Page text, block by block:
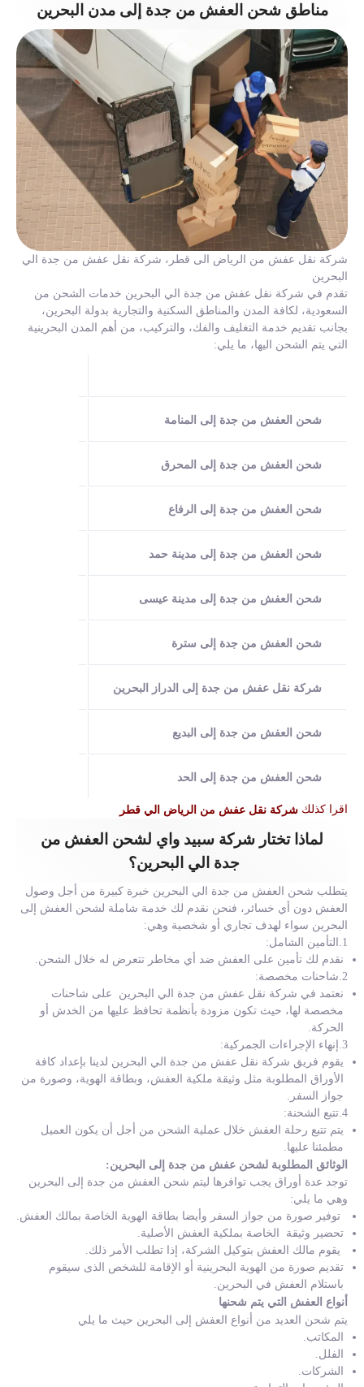
مناطق شحن العفش من جدة إلى مدن البحرين
شركة نقل عفش من الرياض الى قطر، شركة نقل عفش من جدة الي
البحرين
تقدم في شركة نقل عفش من جدة الي البحرين خدمات الشحن من
السعودية، لكافة المدن والمناطق السكنية والتجارية بدولة البحرين،
بجانب تقديم خدمة التغليف والفك، والتركيب، من أهم المدن البحرينية
التي يتم الشحن اليها، ما يلي:
شحن العفش من جدة إلى المنامة
شحن العفش من جدة إلى المحرق
شحن العفش من جدة إلى الرفاع
شحن العفش من جدة إلى مدينة حمد
شحن العفش من جدة إلى مدينة عيسى
شحن العفش من جدة إلى سترة
شركة نقل عفش من جدة إلى الدراز البحرين
شحن العفش من جدة إلى البديع
شحن العفش من جدة إلى الحد
اقرا كذلك شركة نقل عفش من الرياض الي قطر
لماذا تختار شركة سبيد واي لشحن العفش من
جدة الي البحرين؟
يتطلب شحن العفش من جدة الي البحرين خبرة كبيرة من أجل وصول
العفش دون أي خسائر، فنحن نقدم لك خدمة شاملة لشحن العفش إلى
البحرين سواء لهدف تجاري أو شخصية وهي:
1.التأمين الشامل:
نقدم لك تأمين على العفش ضد أي مخاطر تتعرض له خلال الشحن.
2.شاحنات مخصصة:
نعتمد في شركة نقل عفش من جدة الي البحرين على شاحنات
مخصصة لها، حيث تكون مزودة بأنظمة تحافظ عليها من الخدش أو
الحركة.
3.إنهاء الإجراءات الجمركية:
يقوم فريق شركة نقل عفش من جدة الي البحرين لدينا بإعداد كافة
الأوراق المطلوبة مثل وثيقة ملكية العفش، وبطاقة الهوية، وصورة من
جواز السفر.
4.تتبع الشحنة:
يتم تتبع رحلة العفش خلال عملية الشحن من أجل أن يكون العميل
مطمئنا عليها.
الوثائق المطلوبة لشحن عفش من جدة إلى البحرين:
توجد عدة أوراق يجب توافرها ليتم شحن العفش من جدة إلى البحرين
وهي ما يلي:
توفير صورة من جواز السفر وأيضا بطاقة الهوية الخاصة بمالك العفش.
تحضير وثيقة الخاصة بملكية العفش الأصلية.
يقوم مالك العفش بتوكيل الشركة، إذا تطلب الأمر ذلك.
تقديم صورة من الهوية البحرينية أو الإقامة للشخص الذى سيقوم
باستلام العفش في البحرين.
أنواع العفش التي يتم شحنها
يتم شحن العديد من أنواع العفش إلى البحرين حيث ما يلي
المكاتب.
الفلل.
الشركات.